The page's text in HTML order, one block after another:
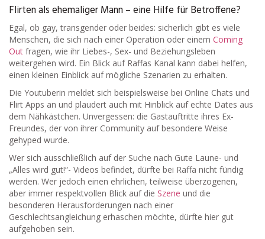
Flirten als ehemaliger Mann – eine Hilfe für Betroffene?
Egal, ob gay, transgender oder beides: sicherlich gibt es viele
Menschen, die sich nach einer Operation oder einem Coming
Out fragen, wie ihr Liebes-, Sex- und Beziehungsleben
weitergehen wird. Ein Blick auf Raffas Kanal kann dabei helfen,
einen kleinen Einblick auf mögliche Szenarien zu erhalten.
Die Youtuberin meldet sich beispielsweise bei Online Chats und
Flirt Apps an und plaudert auch mit Hinblick auf echte Dates aus
dem Nähkästchen. Unvergessen: die Gastauftritte ihres Ex-
Freundes, der von ihrer Community auf besondere Weise
gehyped wurde.
Wer sich ausschließlich auf der Suche nach Gute Laune- und
„Alles wird gut!“- Videos befindet, dürfte bei Raffa nicht fündig
werden. Wer jedoch einen ehrlichen, teilweise überzogenen,
aber immer respektvollen Blick auf die Szene und die
besonderen Herausforderungen nach einer
Geschlechtsangleichung erhaschen möchte, dürfte hier gut
aufgehoben sein.